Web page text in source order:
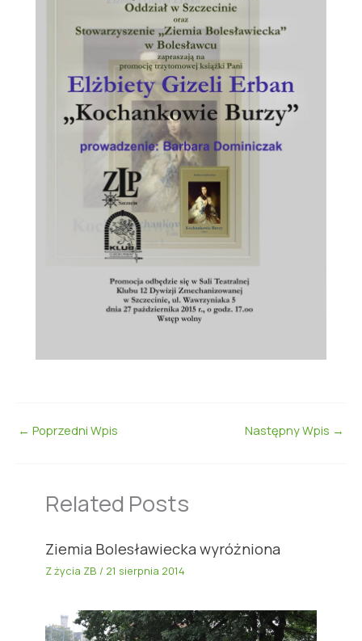
← Poprzedni Wpis Następny Wpis →
Related Posts
Ziemia Bolesławiecka wyróżniona
Z życia ZB / 21 sierpnia 2014